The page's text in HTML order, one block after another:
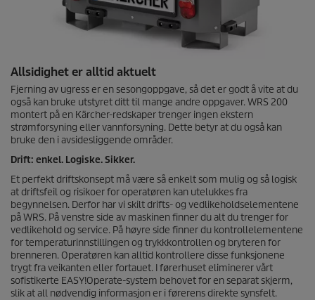
Allsidighet er alltid aktuelt
Fjerning av ugress er en sesongoppgave, så det er godt å vite at du
også kan bruke utstyret ditt til mange andre oppgaver. WRS 200
montert på en Kärcher-redskaper trenger ingen ekstern
strømforsyning eller vannforsyning. Dette betyr at du også kan
bruke den i avsidesliggende områder.
Drift: enkel. Logiske. Sikker.
Et perfekt driftskonsept må være så enkelt som mulig og så logisk
at driftsfeil og risikoer for operatøren kan utelukkes fra
begynnelsen. Derfor har vi skilt drifts- og vedlikeholdselementene
på WRS. På venstre side av maskinen finner du alt du trenger for
vedlikehold og service. På høyre side finner du kontrollelementene
for temperaturinnstillingen og trykkkontrollen og bryteren for
brenneren. Operatøren kan alltid kontrollere disse funksjonene
trygt fra veikanten eller fortauet. I førerhuset eliminerer vårt
sofistikerte EASY!Operate-system behovet for en separat skjerm,
slik at all nødvendig informasjon er i førerens direkte synsfelt.